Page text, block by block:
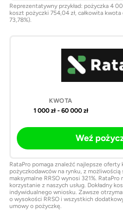
Reprezentatywny przykład: pożyczka 4
koszt pożyczki 754,04 zł, całkowita kwota
73,78%).
1 000 zł - 60 000 zł
Weź
RataPro pomaga znaleźć najlepsze
pożyczkodawców na rynku, z możliwością
maksymalne RRSO wynosi 321%.
korzystanie z naszych usług. Dokładny
indywidualnego wniosku. Zawsze
o wysokości RRSO i wszystkich
umowy o pożyczkę.